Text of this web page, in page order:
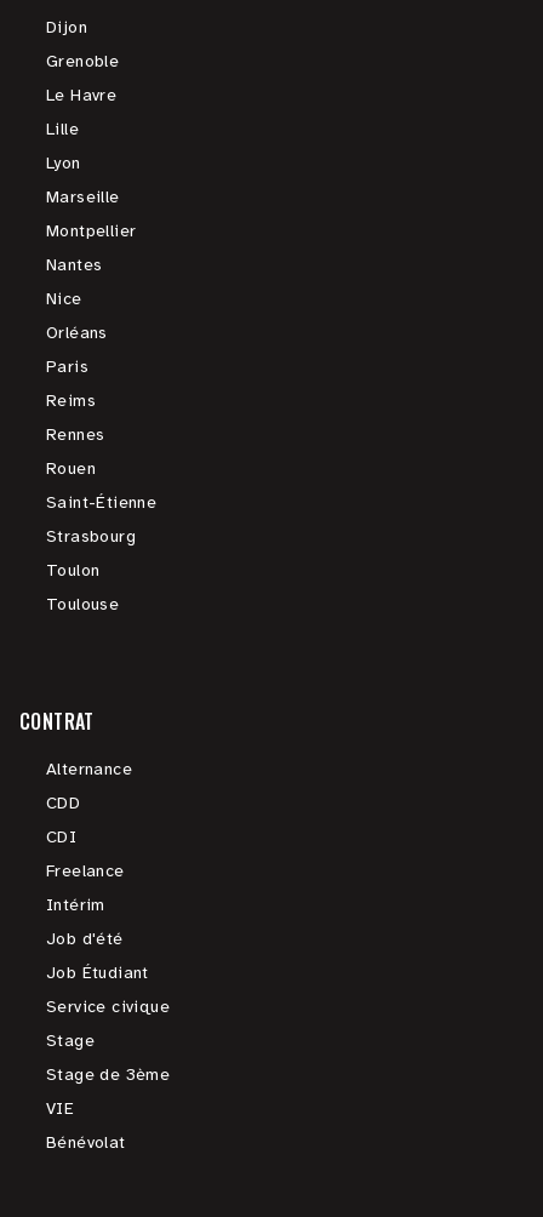
Dijon
Grenoble
Le Havre
Lille
Lyon
Marseille
Montpellier
Nantes
Nice
Orléans
Paris
Reims
Rennes
Rouen
Saint-Étienne
Strasbourg
Toulon
Toulouse
CONTRAT
Alternance
CDD
CDI
Freelance
Intérim
Job d'été
Job Étudiant
Service civique
Stage
Stage de 3ème
VIE
Bénévolat